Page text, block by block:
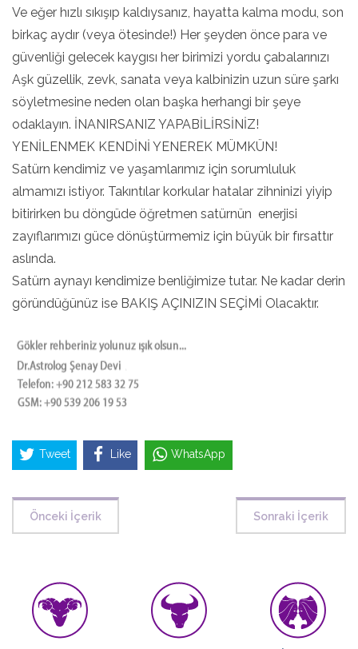
Ve eğer hızlı sıkışıp kaldıysanız, hayatta kalma modu, son
birkaç aydır (veya ötesinde!) Her şeyden önce para ve
güvenliği gelecek kaygısı her birimizi yordu çabalarınızı
Aşk güzellik, zevk, sanata veya kalbinizin uzun süre şarkı
söyletmesine neden olan başka herhangi bir şeye
odaklayın. İNANIRSANIZ YAPABİLİRSİNİZ!
YENİLENMEK KENDİNİ YENEREK MÜMKÜN!
Satürn kendimiz ve yaşamlarımız için sorumluluk
almamızı istiyor. Takıntılar korkular hatalar zihninizi yiyip
bitirirken bu döngüde öğretmen satürnün enerjisi
zayıflarımızı güce dönüştürmemiz için büyük bir fırsattır
aslında.
Satürn aynayı kendimize benliğimize tutar. Ne kadar derin
göründüğünüz ise BAKIŞ AÇINIZIN SEÇİMİ Olacaktır.
Tweet Like WhatsApp
Önceki İçerik Sonraki İçerik